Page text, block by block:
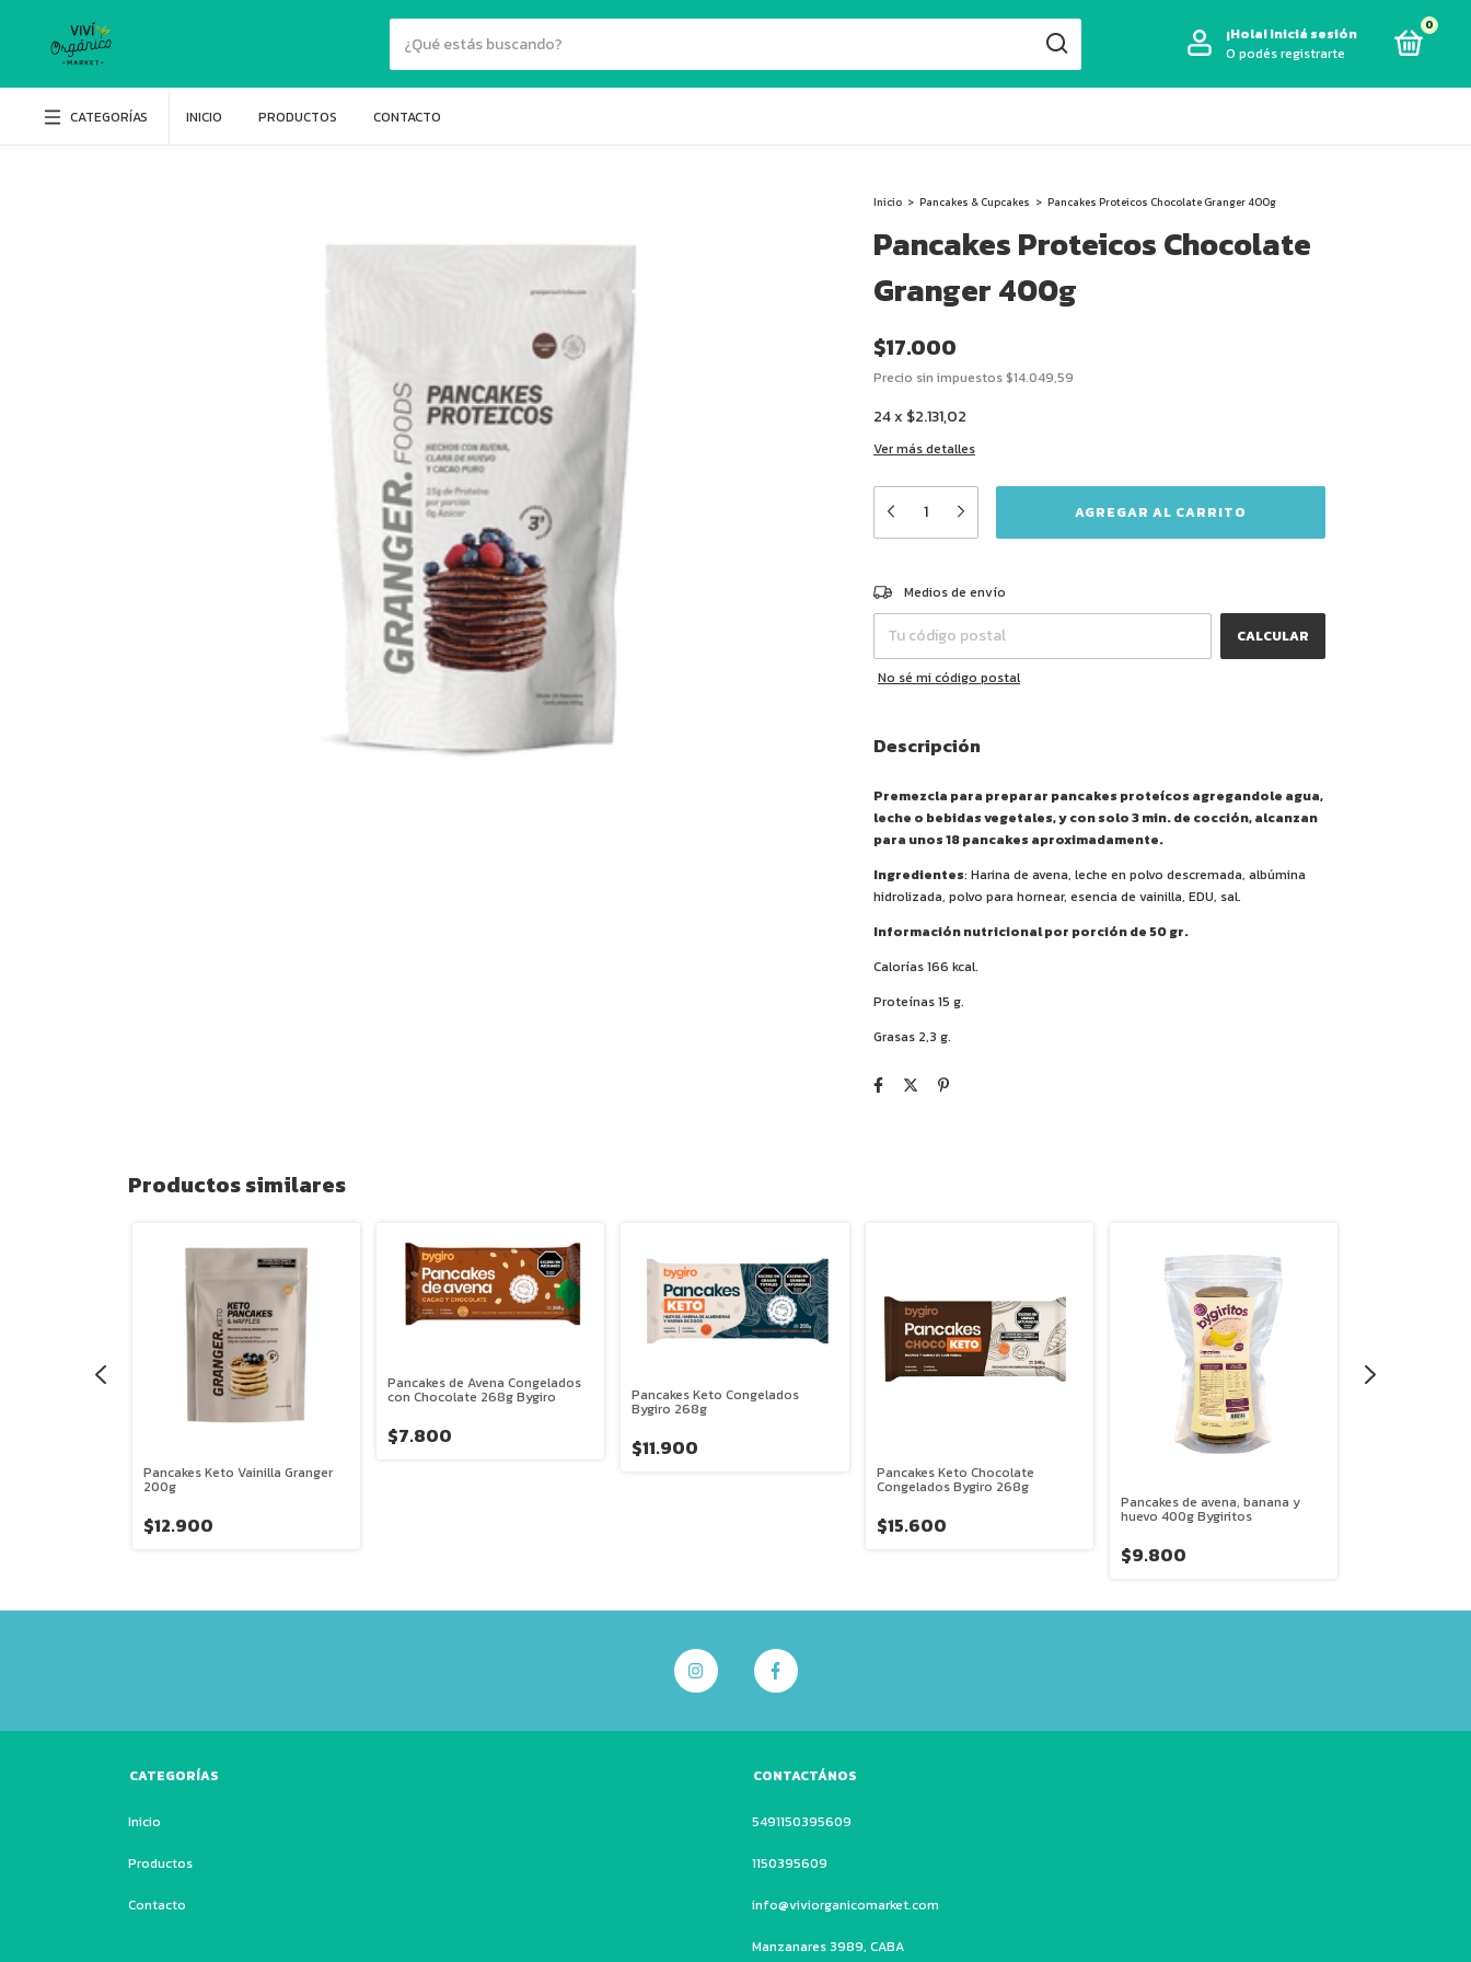
¡Hola!Iniciá sesión
O podés registrarte
0
CATEGORÍAS INICIO PRODUCTOS CONTACTO
Inicio > Pancakes & Cupcakes > Pancakes Proteicos Chocolate Granger 400g
Pancakes Proteicos Chocolate
Granger 400g
$17.000
Precio sin impuestos$14.049,59
24x $2.131,02
Ver más detalles
Entregas para el CP:
Medios de envío
CALCULAR
No sé mi código postal
Descripción
Premezcla para preparar pancakes proteícos agregandole agua,
leche o bebidas vegetales, y con solo 3 min. de cocción, alcanzan
para unos 18 pancakes aproximadamente.
Ingredientes: Harina de avena, leche en polvo descremada, albúmina
hidrolizada, polvo para hornear, esencia de vainilla, EDU, sal.
Información nutricional por porción de 50 gr.
Calorías 166 kcal.
Proteínas 15 g.
Grasas 2,3 g.
Productos similares
Pancakes Keto Vainilla Granger
200g
$12.900
Pancakes de Avena Congelados
con Chocolate 268g Bygiro
$7.800
Pancakes Keto Congelados
Bygiro 268g
$11.900
Pancakes Keto Chocolate
Congelados Bygiro 268g
$15.600
Pancakes de avena, banana y
huevo 400g Bygiritos
$9.800
CATEGORÍAS
Inicio
Productos
Contacto
CONTACTÁNOS
5491150395609
1150395609‬
info@viviorganicomarket.com
Manzanares 3989, CABA